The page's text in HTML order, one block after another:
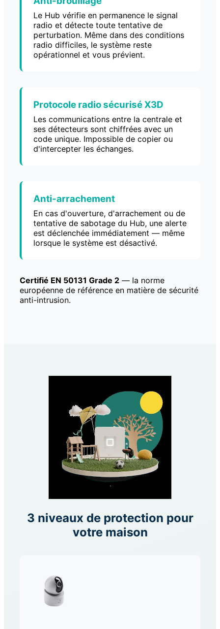
Le Hub vérifie en permanence le signal
radio et détecte toute tentative de
perturbation. Même dans des conditions
radio difficiles, le système reste
opérationnel et vous prévient.
Protocole radio sécurisé X3D
Les communications entre la centrale et
ses détecteurs sont chiffrées avec un
code unique. Impossible de copier ou
d'intercepter les échanges.
Anti-arrachement
En cas d'ouverture, d'arrachement ou de
tentative de sabotage du Hub, une alerte
est déclenchée immédiatement — même
lorsque le système est désactivé.
Certifié EN 50131 Grade 2 — la norme
européenne de référence en matière de sécurité
anti-intrusion.
3 niveaux de protection pour
votre maison